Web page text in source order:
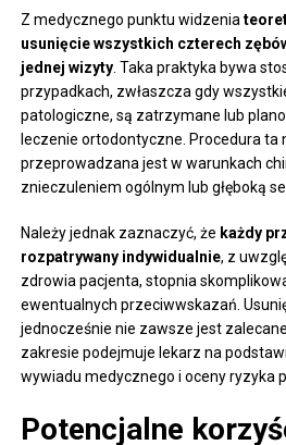
Z medycznego punktu widzenia
usunięcie wszystkich czterech
jednej wizyty . Taka praktyka bywa
przypadkach, zwłaszcza gdy
patologiczne, są zatrzymane lub
leczenie ortodontyczne. Procedura ta
przeprowadzana jest w warunkach
znieczuleniem ogólnym lub głęboką
Należy jednak zaznaczyć, że każdy
rozpatrywany indywidualnie, z
zdrowia pacjenta, stopnia
ewentualnych przeciwwskazań.
jednocześnie nie zawsze jest
zakresie podejmuje lekarz na
wywiadu medycznego i oceny ryzyka
Potencjalne